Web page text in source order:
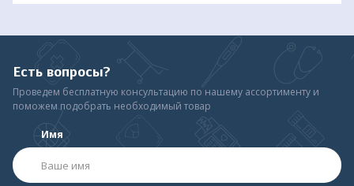
Есть вопросы?
Проведем бесплатную консультацию по нашему ассортименту и
поможем подобрать необходимый товар
Имя